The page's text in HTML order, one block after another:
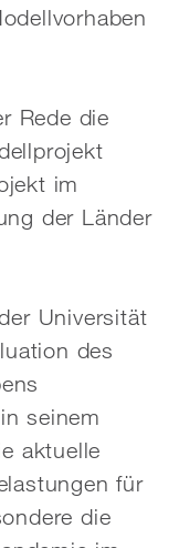
Rede die
im
der Länder
Universität
des
seinem
aktuelle
für
die